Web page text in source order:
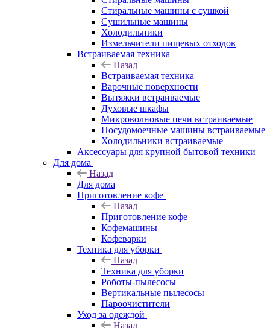
Стиральные машины с сушкой
Сушильные машины
Холодильники
Измельчители пищевых отходов
Встраиваемая техника
Назад
Встраиваемая техника
Варочные поверхности
Вытяжки встраиваемые
Духовые шкафы
Микроволновые печи встраиваемые
Посудомоечные машины встраиваемые
Холодильники встраиваемые
Аксессуары для крупной бытовой техники
Для дома
Назад
Для дома
Приготовление кофе
Назад
Приготовление кофе
Кофемашины
Кофеварки
Техника для уборки
Назад
Техника для уборки
Роботы-пылесосы
Вертикальные пылесосы
Пароочистители
Уход за одеждой
Назад